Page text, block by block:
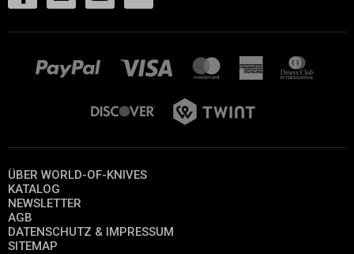
ÜBER WORLD-OF-KNIVES
KATALOG
NEWSLETTER
AGB
DATENSCHUTZ & IMPRESSUM
SITEMAP